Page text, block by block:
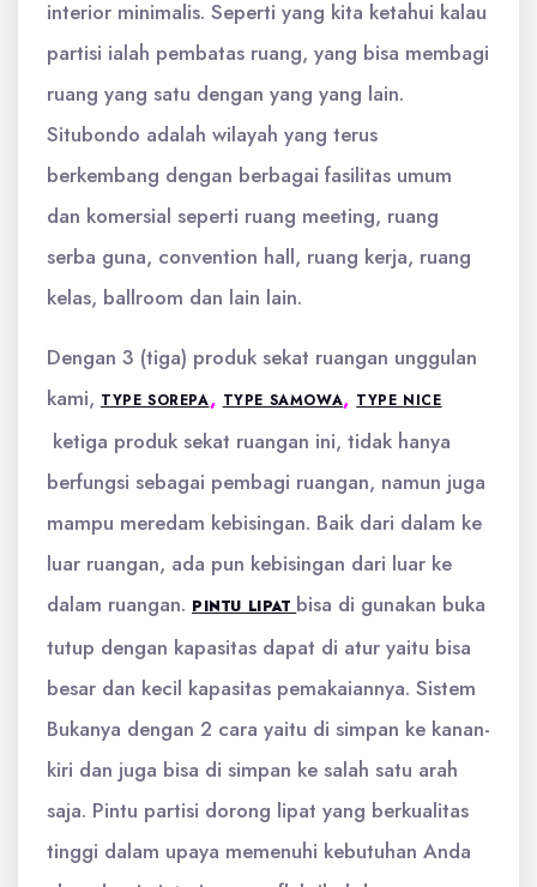
interior minimalis. Seperti yang kita ketahui kalau
partisi ialah pembatas ruang, yang bisa membagi
ruang yang satu dengan yang yang lain.
Situbondo adalah wilayah yang terus
berkembang dengan berbagai fasilitas umum
dan komersial seperti ruang meeting, ruang
serba guna, convention hall, ruang kerja, ruang
kelas, ballroom dan lain lain.
Dengan 3 (tiga) produk sekat ruangan unggulan
kami, TYPE SOREPA, TYPE SAMOWA, TYPE NICE
ketiga produk sekat ruangan ini, tidak hanya
berfungsi sebagai pembagi ruangan, namun juga
mampu meredam kebisingan. Baik dari dalam ke
luar ruangan, ada pun kebisingan dari luar ke
dalam ruangan. PINTU LIPAT bisa di gunakan buka
tutup dengan kapasitas dapat di atur yaitu bisa
besar dan kecil kapasitas pemakaiannya. Sistem
Bukanya dengan 2 cara yaitu di simpan ke kanan-
kiri dan juga bisa di simpan ke salah satu arah
saja. Pintu partisi dorong lipat yang berkualitas
tinggi dalam upaya memenuhi kebutuhan Anda